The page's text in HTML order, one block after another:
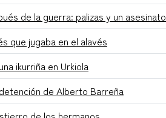
de la guerra: palizas y un asesinato
que jugaba en el alavés
ikurriña en Urkiola
de Alberto Barreña